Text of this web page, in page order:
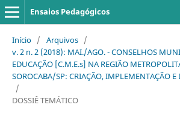
Ensaios Pedagógicos
Início / Arquivos /
v. 2 n. 2 (2018): MAI./AGO. - CONSELHOS
EDUCAÇÃO [C.M.E.s] NA REGIÃO
SOROCABA/SP: CRIAÇÃO, IMPLEMENTAÇÃO E
/
DOSSIÊ TEMÁTICO